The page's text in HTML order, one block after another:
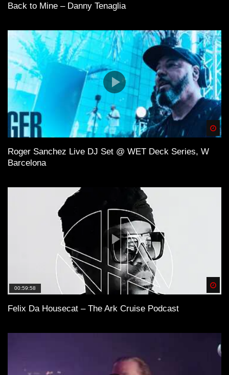
Back to Mine – Danny Tenaglia
Roger Sanchez Live DJ Set @ WET Deck Series, W
Barcelona
00:59:58
Felix Da Housecat – The Ark Cruise Podcast